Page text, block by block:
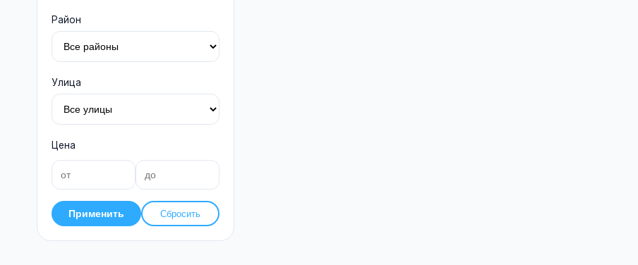
Район
Улица
Цена
Применить Сбросить